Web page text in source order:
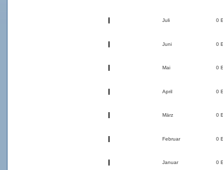
Juli 0
Juni 0
Mai 0
April 0
März 0
Februar 0
Januar 0